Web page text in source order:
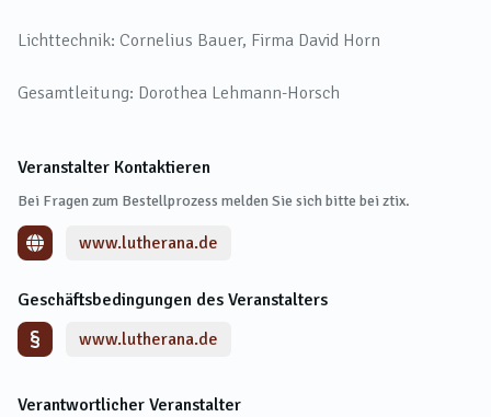
Lichttechnik: Cornelius Bauer, Firma David Horn
Gesamtleitung: Dorothea Lehmann-Horsch
Veranstalter Kontaktieren
Bei Fragen zum Bestellprozess melden Sie sich bitte bei ztix.
www.lutherana.de
Geschäftsbedingungen des Veranstalters
www.lutherana.de
Verantwortlicher Veranstalter